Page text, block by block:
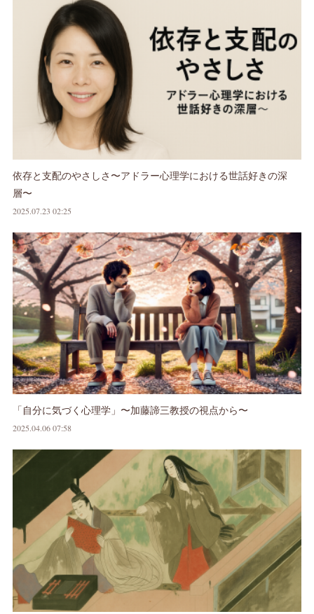
依存と支配のやさしさ〜アドラー心理学における世話好きの深
層〜
2025.07.23 02:25
「自分に気づく心理学」〜加藤諦三教授の視点から〜
2025.04.06 07:58